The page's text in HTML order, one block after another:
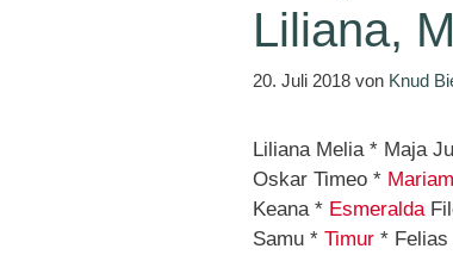
Liliana,
20. Juli 2018 von Knud
Liliana Melia * Maja
Oskar Timeo *
Keana * Esmeralda
Samu * Timur * Felias